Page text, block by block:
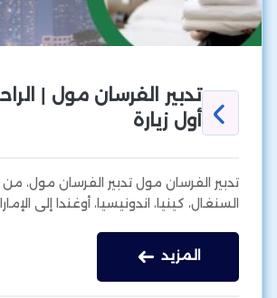
تدبير الفرسان مول |
أول زيارة
تدبير الفرسان مول تدبير الفرسان مول، من
السنغال، كينيا، اندونيسيا، أوغندا إلى
المزيد